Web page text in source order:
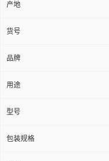
产地
货号
品牌
用途
型号
包装规格